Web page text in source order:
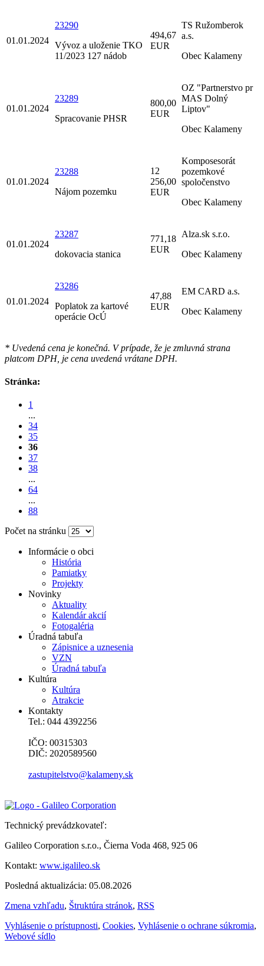
01.01.2024
23290
Vývoz a uloženie TKO
11/2023 127 nádob
494,67
EUR
TS Ružomberok
a.s.
Obec Kalameny
01.01.2024
23289
Spracovanie PHSR
800,00
EUR
OZ "Partnerstvo pr
MAS Dolný
Liptov"
Obec Kalameny
01.01.2024
23288
Nájom pozemku
12
256,00
EUR
Komposesorát
pozemkové
spoločenstvo
Obec Kalameny
01.01.2024
23287
dokovacia stanica
771,18
EUR
Alza.sk s.r.o.
Obec Kalameny
01.01.2024
23286
Poplatok za kartové
operácie OcÚ
47,88
EUR
EM CARD a.s.
Obec Kalameny
* Uvedená cena je konečná. V prípade, že je zmluvná strana
platcom DPH, je cena uvedená vrátane DPH.
Stránka:
1
...
34
35
36
37
38
...
64
...
88
Počet na stránku
Informácie o obci
História
Pamiatky
Projekty
Novinky
Aktuality
Kalendár akcií
Fotogaléria
Úradná tabuľa
Zápisnice a uznesenia
VZN
Úradná tabuľa
Kultúra
Kultúra
Atrakcie
Kontakty
Tel.: 044 4392256
IČO: 00315303
DIČ: 2020589560
zastupitelstvo@kalameny.sk
Technický prevádzkovateľ:
Galileo Corporation s.r.o., Čierna Voda 468, 925 06
Kontakt: www.igalileo.sk
Posledná aktualizácia: 05.08.2026
Zmena vzhľadu, Štruktúra stránok, RSS
Vyhlásenie o prístupnosti, Cookies, Vyhlásenie o ochrane súkromia,
Webové sídlo